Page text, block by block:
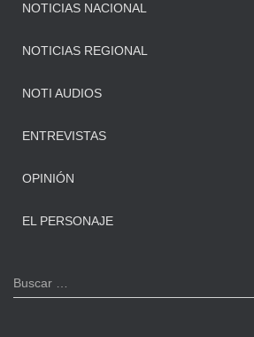
NOTICIAS NACIONAL
NOTICIAS REGIONAL
NOTI AUDIOS
ENTREVISTAS
OPINIÓN
EL PERSONAJE
B
u
Buscar …